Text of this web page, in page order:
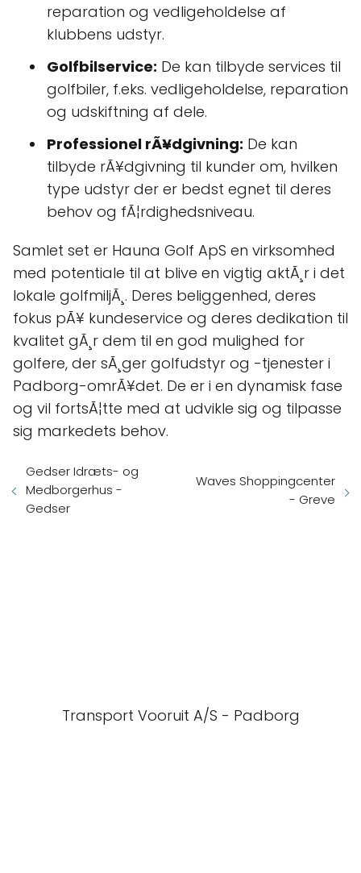
reparation og vedligeholdelse af
klubbens udstyr.
Golfbilservice: De kan tilbyde services til
golfbiler, f.eks. vedligeholdelse, reparation
og udskiftning af dele.
Professionel rÃ¥dgivning: De kan
tilbyde rÃ¥dgivning til kunder om, hvilken
type udstyr der er bedst egnet til deres
behov og fÃ¦rdighedsniveau.
Samlet set er Hauna Golf ApS en virksomhed
med potentiale til at blive en vigtig aktÃ¸r i det
lokale golfmiljÃ¸. Deres beliggenhed, deres
fokus pÃ¥ kundeservice og deres dedikation til
kvalitet gÃ¸r dem til en god mulighed for
golfere, der sÃ¸ger golfudstyr og -tjenester i
Padborg-omrÃ¥det. De er i en dynamisk fase
og vil fortsÃ¦tte med at udvikle sig og tilpasse
sig markedets behov.
Gedser Idræts- og
Medborgerhus -
Gedser
Waves Shoppingcenter
- Greve
Transport Vooruit A/S - Padborg